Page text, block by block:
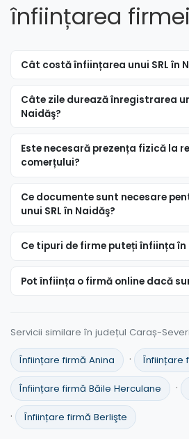
înființarea
Cât costă înființarea unui SRL în
Câte zile durează înregistrarea
Naidăş?
Este necesară prezența fizică la
comerțului?
Ce documente sunt necesare
unui SRL în Naidăş?
Ce tipuri de firme puteți înființa în
Pot înființa o firmă online dacă
Servicii similare în județul Caraș-
Înființare firmă Anina · Înființare
Înființare firmă Băile Herculane ·
· Înființare firmă Berlişte